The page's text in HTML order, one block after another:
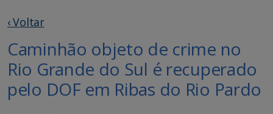
‹ Voltar
Caminhão objeto de crime no
Rio Grande do Sul é recuperado
pelo DOF em Ribas do Rio Pardo